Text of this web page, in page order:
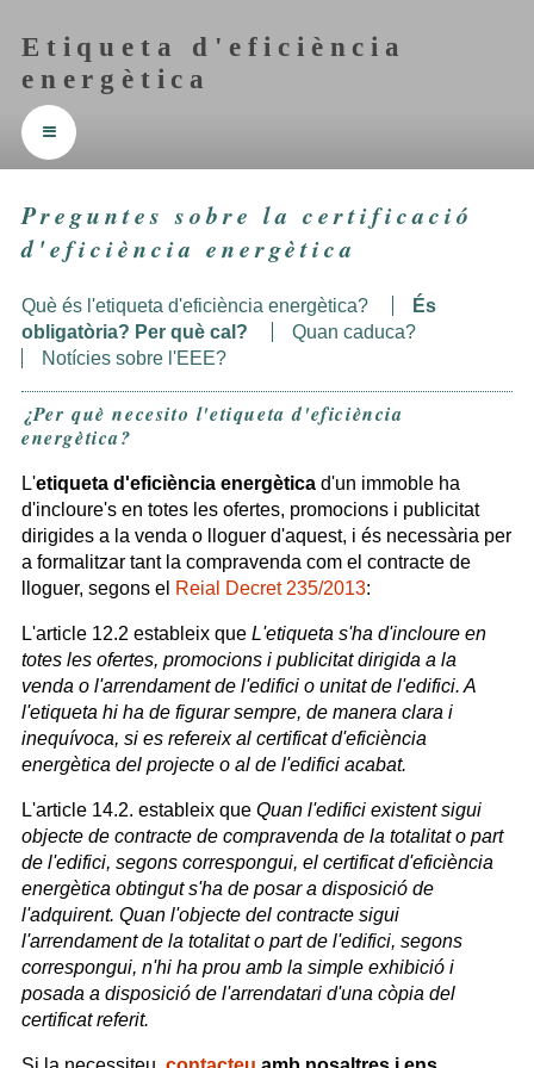
Etiqueta d'eficiència
energètica
≡
Preguntes sobre la certificació
d'eficiència energètica
Què és l'etiqueta d'eficiència energètica?
És
obligatòria? Per què cal?
Quan caduca?
Notícies sobre l'EEE?
¿Per què necesito l'etiqueta d'eficiència
energètica?
L'etiqueta d'eficiència energèticad'un immoble ha
d'incloure's en totes les ofertes, promocions i publicitat
dirigides a la venda o lloguer d'aquest, i és necessària per
a formalitzar tant la compravenda com el contracte de
lloguer, segons el Reial Decret 235/2013:
L'article 12.2 estableix que L'etiqueta s'ha d'incloure en
totes les ofertes, promocions i publicitat dirigida a la
venda o l'arrendament de l'edifici o unitat de l'edifici. A
l'etiqueta hi ha de figurar sempre, de manera clara i
inequívoca, si es refereix al certificat d'eficiència
energètica del projecte o al de l'edifici acabat.
L'article 14.2. estableix que Quan l'edifici existent sigui
objecte de contracte de compravenda de la totalitat o part
de l'edifici, segons correspongui, el certificat d'eficiència
energètica obtingut s'ha de posar a disposició de
l'adquirent. Quan l'objecte del contracte sigui
l'arrendament de la totalitat o part de l'edifici, segons
correspongui, n'hi ha prou amb la simple exhibició i
posada a disposició de l'arrendatari d'una còpia del
certificat referit.